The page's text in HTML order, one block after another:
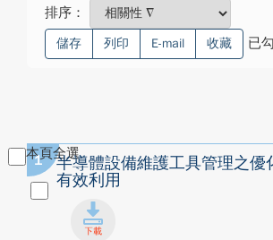
排序：
儲存 列印 E-mail 收藏 已
本頁全選
1
半導體設備維護工具管理之優
有效利用